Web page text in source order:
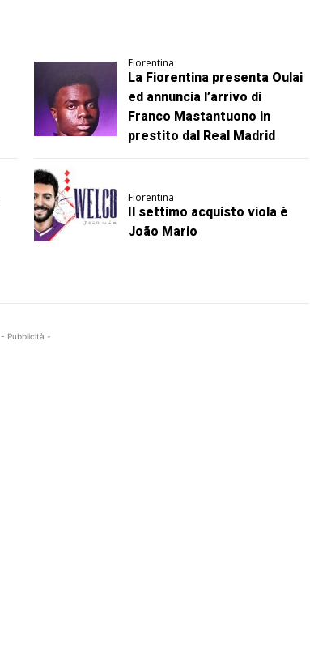
Fiorentina
La Fiorentina presenta Oulai
ed annuncia l’arrivo di
Franco Mastantuono in
prestito dal Real Madrid
Fiorentina
Il settimo acquisto viola è
João Mario
- Pubblicità -